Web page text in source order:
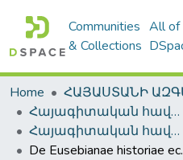
Communities
& Collections
All of
Home
Հայագիտական հավաքածու / Armenica
Հայագիտական հավաքածու / Armenica
De